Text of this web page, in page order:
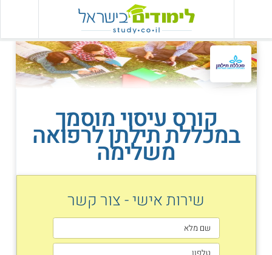
קורס עיסוי מוסמך
במכללת תילתן לרפואה
משלימה
שירות אישי - צור קשר